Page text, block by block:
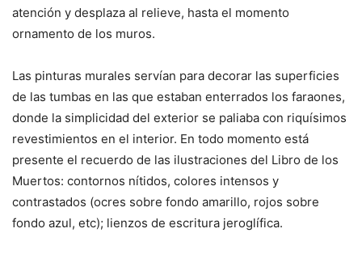
atención y desplaza al relieve, hasta el momento
ornamento de los muros.
Las pinturas murales servían para decorar las superficies
de las tumbas en las que estaban enterrados los faraones,
donde la simplicidad del exterior se paliaba con riquísimos
revestimientos en el interior. En todo momento está
presente el recuerdo de las ilustraciones del Libro de los
Muertos: contornos nítidos, colores intensos y
contrastados (ocres sobre fondo amarillo, rojos sobre
fondo azul, etc); lienzos de escritura jeroglífica.